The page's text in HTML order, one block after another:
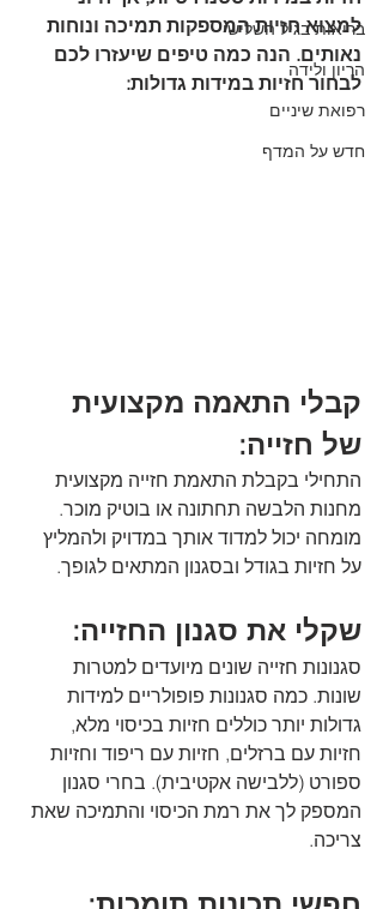
בריאות בגיל השלישי
הריון ולידה
רפואת שיניים
חדש על המדף
למצוא חזיות המספקות תמיכה ונוחות
נאותים. הנה כמה טיפים שיעזרו לכם
לבחור חזיות במידות גדולות:
קבלי התאמה מקצועית
של חזייה:
התחילי בקבלת התאמת חזייה מקצועית
מחנות הלבשה תחתונה או בוטיק מוכר.
מומחה יכול למדוד אותך במדויק ולהמליץ
על חזיות בגודל ובסגנון המתאים לגופך.
שקלי את סגנון החזייה:
סגנונות חזייה שונים מיועדים למטרות
שונות. כמה סגנונות פופולריים למידות
גדולות יותר כוללים חזיות בכיסוי מלא,
חזיות עם ברזלים, חזיות עם ריפוד וחזיות
ספורט (ללבישה אקטיבית). בחרי סגנון
המספק לך את רמת הכיסוי והתמיכה שאת
צריכה.